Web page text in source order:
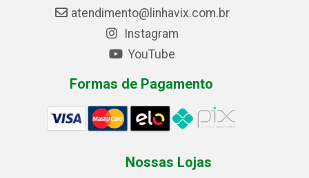
atendimento@linhavix.com.br
Instagram
YouTube
Formas de Pagamento
Nossas Lojas